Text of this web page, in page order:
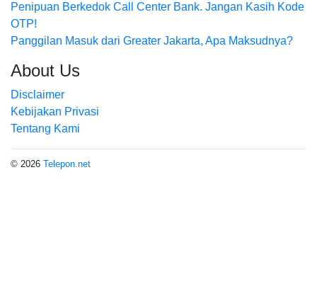
Penipuan Berkedok Call Center Bank. Jangan Kasih Kode
OTP!
Panggilan Masuk dari Greater Jakarta, Apa Maksudnya?
About Us
Disclaimer
Kebijakan Privasi
Tentang Kami
© 2026 Telepon.net